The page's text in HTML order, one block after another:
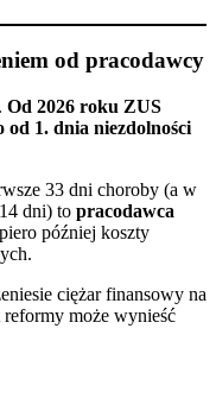
od pracodawcy
Od 2026 roku ZUS
od 1. dnia niezdolności
33 dni choroby (a w
dni) to pracodawca
później koszty
ciężar finansowy na
może wynieść